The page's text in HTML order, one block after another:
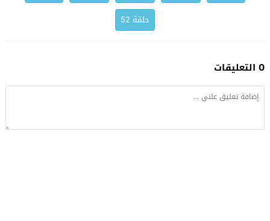
حلقة 52
0 التعليقات